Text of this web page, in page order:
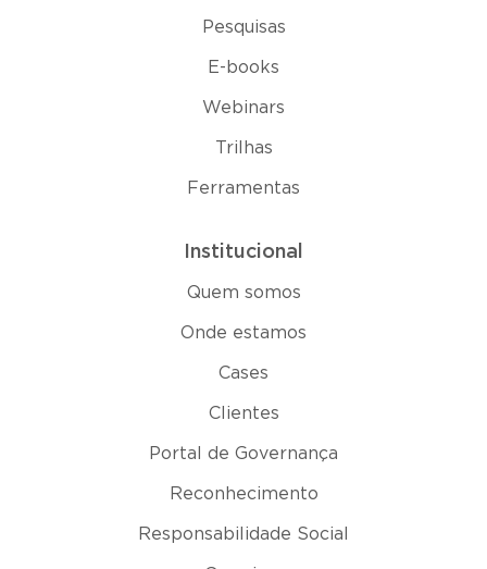
Pesquisas
E-books
Webinars
Trilhas
Ferramentas
Institucional
Quem somos
Onde estamos
Cases
Clientes
Portal de Governança
Reconhecimento
Responsabilidade Social